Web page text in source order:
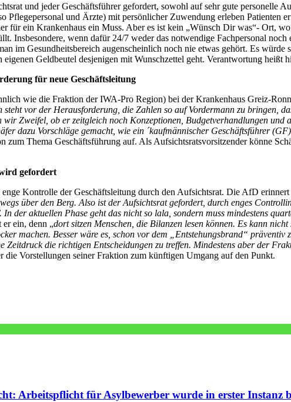
und jeder Geschäftsführer gefordert, sowohl auf sehr gute personelle
Pflegepersonal und Ärzte) mit persönlicher Zuwendung erleben Patienten
ein Krankenhaus ein Muss. Aber es ist kein „Wünsch Dir was“- Ort,
Insbesondere, wenn dafür 24/7 weder das notwendige Fachpersonal
im Gesundheitsbereich augenscheinlich noch nie etwas gehört. Es würde
Geldbeutel desjenigen mit Wunschzettel geht. Verantwortung heißt
für neue Geschäftsleitung
wie die Fraktion der IWA-Pro Region) bei der Krankenhaus Greiz-
vor der Herausforderung, die Zahlen so auf Vordermann zu bringen,
Zweifel, ob er zeitgleich noch Konzeptionen, Budgetverhandlungen und
dazu Vorschläge gemacht, wie ein ´kaufmännischer Geschäftsführer
Thema Geschäftsführung auf. Als Aufsichtsratsvorsitzender könne
gefordert
Kontrolle der Geschäftsleitung durch den Aufsichtsrat. Die AfD erinnert
über den Berg. Also ist der Aufsichtsrat gefordert, durch enges
der aktuellen Phase geht das nicht so lala, sondern muss mindestens
ein, denn „dort sitzen Menschen, die Bilanzen lesen können. Es kann
machen. Besser wäre es, schon vor dem „Entstehungsbrand“
die richtigen Entscheidungen zu treffen. Mindestens aber der
die Vorstellungen seiner Fraktion zum künftigen Umgang auf den Punkt.
Arbeitspflicht für Asylbewerber wurde in erster Instanz